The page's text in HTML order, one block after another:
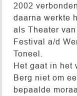
2002
daarna werkte
als Theater
Festival a/d
Toneel.
Het gaat in het
Berg niet om
bepaalde